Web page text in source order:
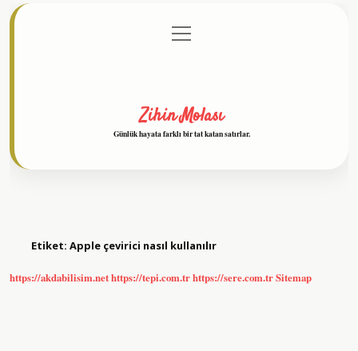
Gizlilik Politikası
menüyü
aç
Zihin Molası
Günlük hayata farklı bir tat katan satırlar.
Etiket: Apple çevirici nasıl kullanılır
https://akdabilisim.nethttps://tepi.com.trhttps://sere.com.trSitemap